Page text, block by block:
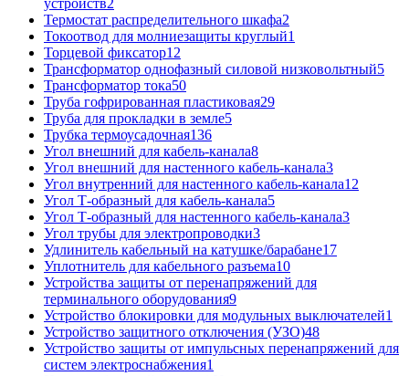
Термостат распределительного шкафа2
Токоотвод для молниезащиты круглый1
Торцевой фиксатор12
Трансформатор однофазный силовой низковольтный5
Трансформатор тока50
Труба гофрированная пластиковая29
Труба для прокладки в земле5
Трубка термоусадочная136
Угол внешний для кабель-канала8
Угол внешний для настенного кабель-канала3
Угол внутренний для настенного кабель-канала12
Угол Т-образный для кабель-канала5
Угол Т-образный для настенного кабель-канала3
Угол трубы для электропроводки3
Удлинитель кабельный на катушке/барабане17
Уплотнитель для кабельного разъема10
Устройства защиты от перенапряжений для
терминального оборудования9
Устройство блокировки для модульных выключателей1
Устройство защитного отключения (УЗО)48
Устройство защиты от импульсных перенапряжений для
систем электроснабжения1